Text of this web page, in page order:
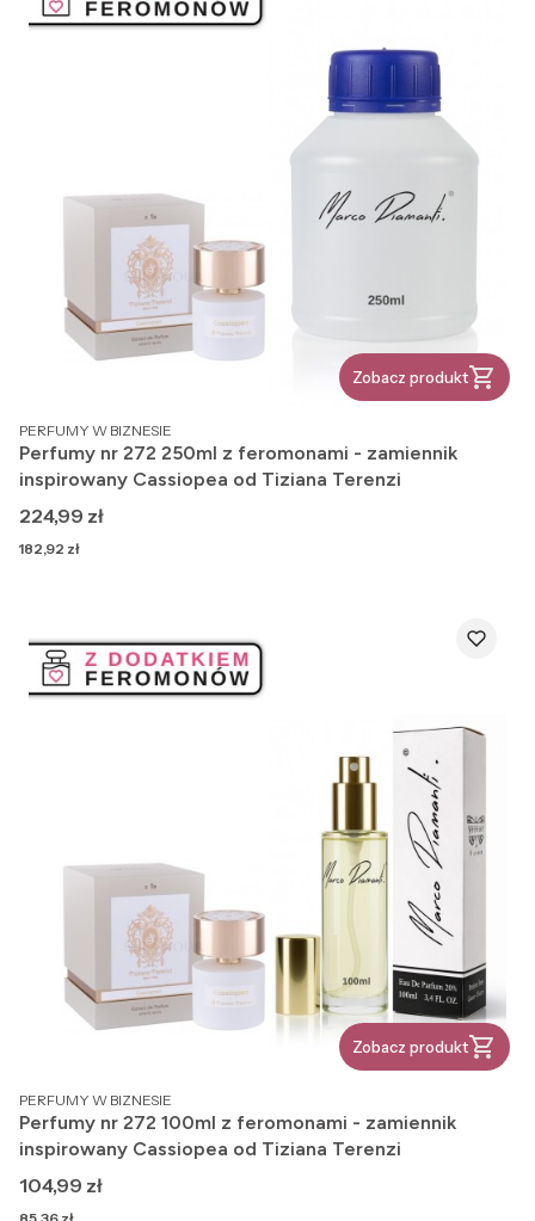
Zobacz produkt
PRODUCENT
PERFUMY W BIZNESIE
Perfumy nr 272 250ml z feromonami - zamiennik
inspirowany Cassiopea od Tiziana Terenzi
Cena
224,99 zł
Cena
182,92 zł
Zobacz produkt
PRODUCENT
PERFUMY W BIZNESIE
Perfumy nr 272 100ml z feromonami - zamiennik
inspirowany Cassiopea od Tiziana Terenzi
Cena
104,99 zł
Cena